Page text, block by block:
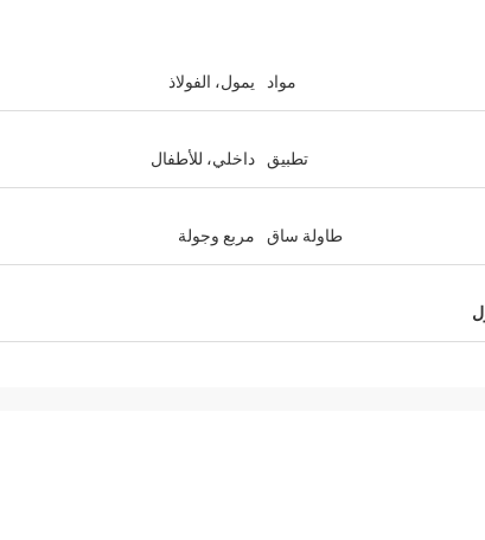
مواد يمول، الفولاذ
تطبيق داخلي، للأطفال
طاولة ساق مربع وجولة